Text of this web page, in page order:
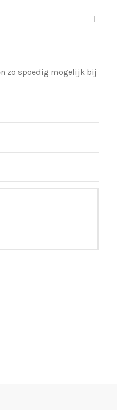
zo spoedig mogelijk bij